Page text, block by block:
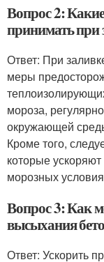
Вопрос 2:
принимать при
Ответ: При
меры
мороза,
окружающей
Кроме того,
которые
морозных
Вопрос 3: Как
высыхания
Ответ: Ускорить